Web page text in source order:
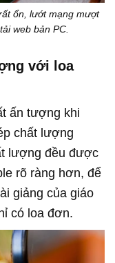
ổn, lướt mạng mượt
web bản PC.
với loa
ấn tượng khi
chất lượng
lượng đều được
rõ ràng hơn, để
giảng của giáo
có loa đơn.